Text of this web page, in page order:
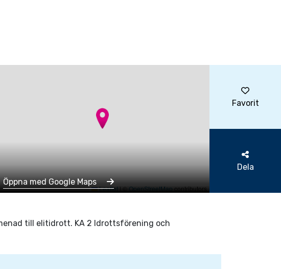
Leaflet|©OpenStreetMapcontributors
Öppna med Google Maps
Favorit
Dela
till elitidrott. KA 2 Idrottsförening och